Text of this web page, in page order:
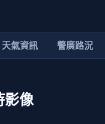
天氣資訊 警廣路況
影像